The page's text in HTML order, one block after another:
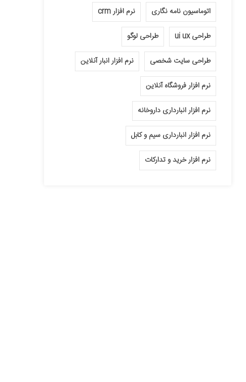
اتوماسیون نامه نگاری نرم افزار crm
طراحی ui ux طراحی لوگو
طراحی سایت شخصی نرم افزار انبار آنلاین
نرم افزار فروشگاه آنلاین
نرم افزار انبارداری داروخانه
نرم افزار انبارداری سیم و کابل
نرم افزار خرید و تدارکات